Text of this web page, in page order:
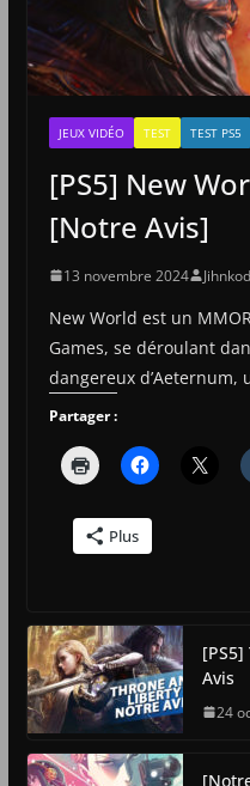
JEUX VIDÉO TEST TEST PS5
[PS5] New
[Notre Avis]
13 novembre 2024
New World est un
Games, se déroulant
dangereux
Partager :
Plus
Avis
24